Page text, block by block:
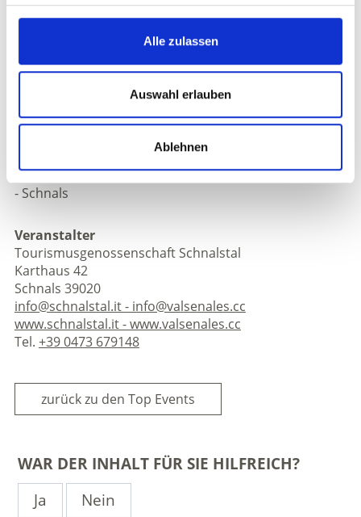
Alle zulassen
Auswahl erlauben
Ablehnen
https://info@schnalstal.it
Anmeldung erforderlich
Anmeldung:
Uhr des Vortages online, persönlich, bei ihrem
Gastgeber oder im Tourismusbüro
Veranstaltungsort
- Schnals
Veranstalter
Tourismusgenossenschaft Schnalstal
Karthaus 42
Schnals 39020
info@schnalstal.it - info@valsenales.cc
www.schnalstal.it - www.valsenales.cc
Tel. +39 0473 679148
zurück zu den Top Events
WAR DER INHALT FÜR SIE HILFREICH?
Ja
Nein